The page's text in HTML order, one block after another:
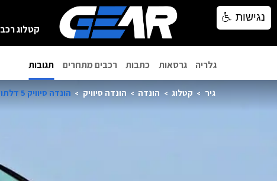
קטלוג רכב
גלריה גרסאות כתבות רכבים מתחרים תגובות
גיר קטלוג הונדה הונדה סיוויק הונדה סיוויק 5 דלתות 2004
נגישות
נגישות